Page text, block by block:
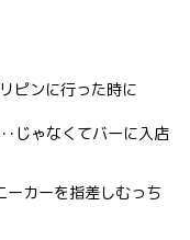
ピンに行った時に
･じゃなくてバーに入店
ーカーを指差しむっち